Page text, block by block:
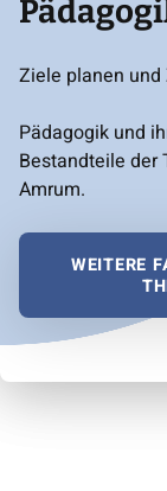
Ziele planen
Pädagogik und
Bestandteile der
Amrum.
WEITERE